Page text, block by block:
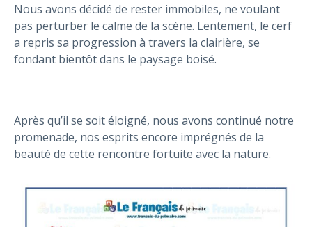
Nous avons décidé de rester immobiles, ne voulant
pas perturber le calme de la scène. Lentement, le cerf
a repris sa progression à travers la clairière, se
fondant bientôt dans le paysage boisé.
Après qu’il se soit éloigné, nous avons continué notre
promenade, nos esprits encore imprégnés de la
beauté de cette rencontre fortuite avec la nature.